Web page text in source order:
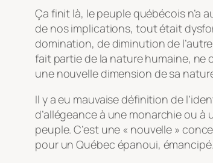
Ça finit là, le peuple québécois n’a
de nos implications, tout était
domination, de diminution de
fait partie de la nature humaine, ne
une nouvelle dimension de sa
Il y a eu mauvaise définition de
d’allégeance à une monarchie ou
peuple. C’est une « nouvelle »
pour un Québec épanoui, émancipé.